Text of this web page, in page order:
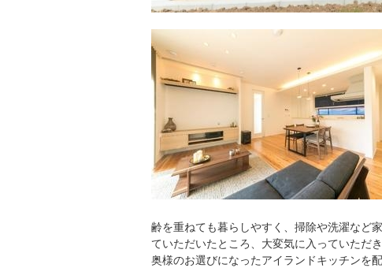
齢を重ねても暮らしやすく、掃除や洗濯など
ていただいたところ、大変気に入っていただ
奥様のお選びになったアイランドキッチンを